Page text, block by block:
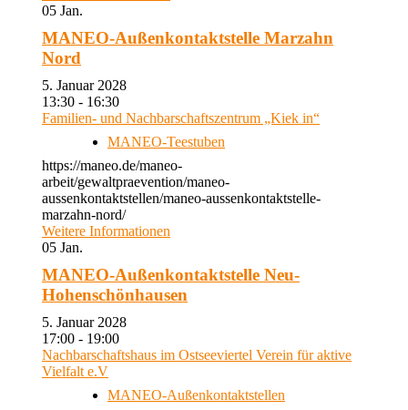
05 Jan.
MANEO-Außenkontaktstelle Marzahn
Nord
5. Januar 2028
13:30 - 16:30
Familien- und Nachbarschaftszentrum „Kiek in“
MANEO-Teestuben
https://maneo.de/maneo-
arbeit/gewaltpraevention/maneo-
aussenkontaktstellen/maneo-aussenkontaktstelle-
marzahn-nord/
Weitere Informationen
05 Jan.
MANEO-Außenkontaktstelle Neu-
Hohenschönhausen
5. Januar 2028
17:00 - 19:00
Nachbarschaftshaus im Ostseeviertel Verein für aktive
Vielfalt e.V
MANEO-Außenkontaktstellen